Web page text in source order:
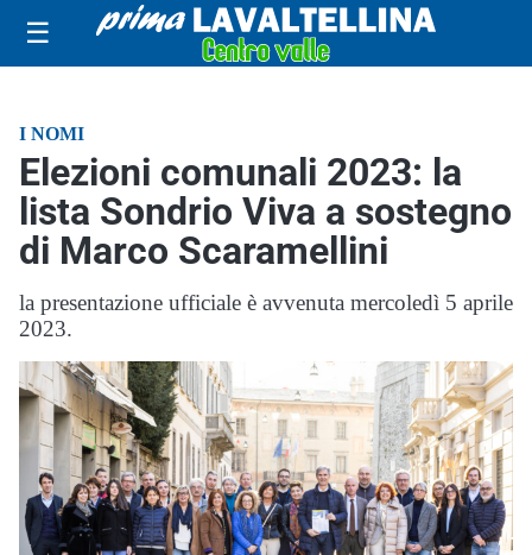
☰
I NOMI
Elezioni comunali 2023: la
lista Sondrio Viva a sostegno
di Marco Scaramellini
la presentazione ufficiale è avvenuta mercoledì 5 aprile
2023.